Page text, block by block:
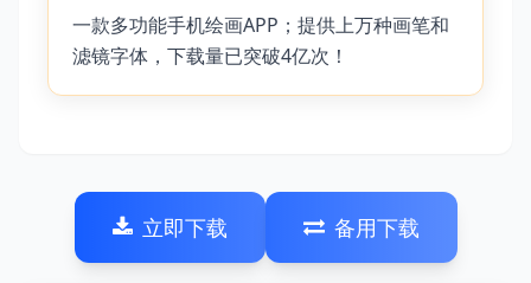
一款多功能手机绘画APP；提供上万种画笔和
滤镜字体，下载量已突破4亿次！
立即下载 备用下载